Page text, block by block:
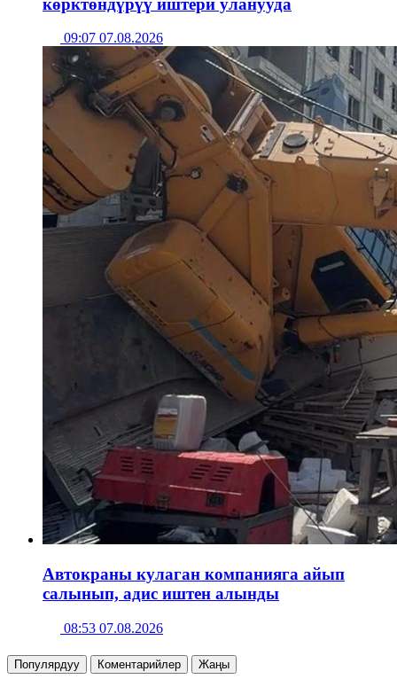
09:07 07.08.2026
Автокраны кулаган компанияга айып
салынып, адис иштен алынды
08:53 07.08.2026
Популярдуу Коментарийлер Жаңы